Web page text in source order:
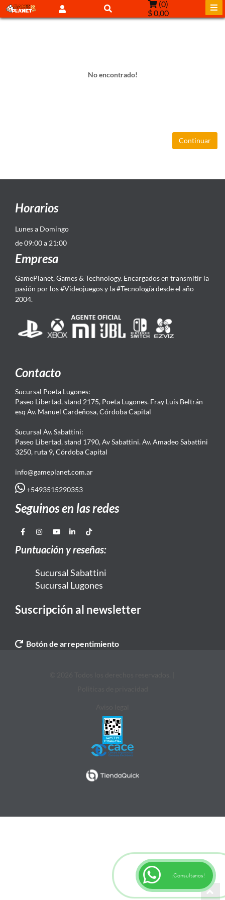
(0)
$ 0,00
No encontrado!
Continuar
Horarios
Lunes a Domingo
de 09:00 a 21:00
Empresa
GamePlanet, Games & Technology. Encargados en transmitir la
pasión por los #Videojuegos y la #Tecnología desde el año
2004.
Contacto
Sucursal Poeta Lugones:
Paseo Libertad, stand 2175, Poeta Lugones. Fray Luis Beltrán
esq Av. Manuel Cardeñosa, Córdoba Capital
Sucursal Av. Sabattini:
Paseo Libertad, stand 1790, Av Sabattini. Av. Amadeo Sabattini
3250, ruta 9, Córdoba Capital
info@gameplanet.com.ar
+5493515290353
Seguinos en las redes
Puntuación y reseñas:
Sucursal Sabattini
Sucursal Lugones
Suscripción al newsletter
Botón de arrepentimiento
¡Consultanos!